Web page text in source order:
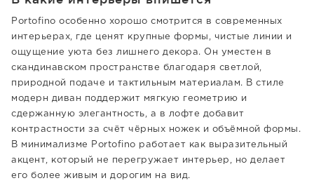
Portofino особенно хорошо смотрится в современных
интерьерах, где ценят крупные формы, чистые линии и
ощущение уюта без лишнего декора. Он уместен в
скандинавском пространстве благодаря светлой,
природной подаче и тактильным материалам. В стиле
модерн диван поддержит мягкую геометрию и
сдержанную элегантность, а в лофте добавит
контрастности за счёт чёрных ножек и объёмной формы.
В минимализме Portofino работает как выразительный
акцент, который не перегружает интерьер, но делает
его более живым и дорогим на вид.